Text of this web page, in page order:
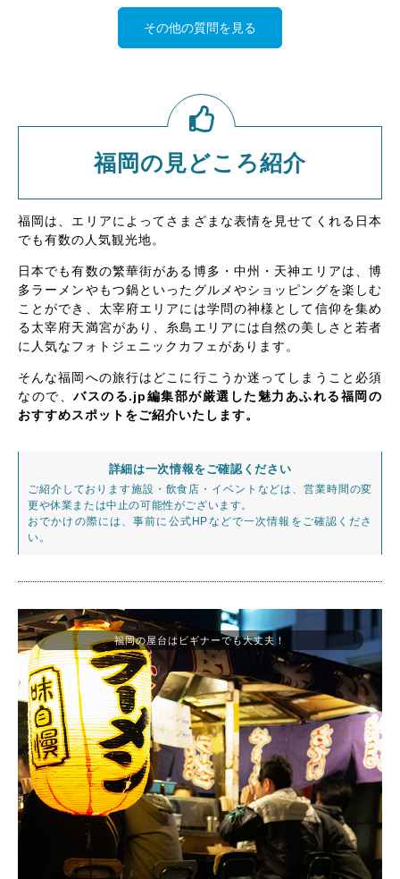
その他の質問を見る
福岡の見どころ紹介
福岡は、エリアによってさまざまな表情を見せてくれる日本
でも有数の人気観光地。
日本でも有数の繁華街がある博多・中州・天神エリアは、博
多ラーメンやもつ鍋といったグルメやショッピングを楽しむ
ことができ、太宰府エリアには学問の神様として信仰を集め
る太宰府天満宮があり、糸島エリアには自然の美しさと若者
に人気なフォトジェニックカフェがあります。
そんな福岡への旅行はどこに行こうか迷ってしまうこと必須
なので、バスのる.jp編集部が厳選した魅力あふれる福岡の
おすすめスポットをご紹介いたします。
詳細は一次情報をご確認ください
ご紹介しております施設・飲食店・イベントなどは、営業時間の変
更や休業または中止の可能性がございます。
おでかけの際には、事前に公式HPなどで一次情報をご確認くださ
い。
福岡の屋台はビギナーでも大丈夫！